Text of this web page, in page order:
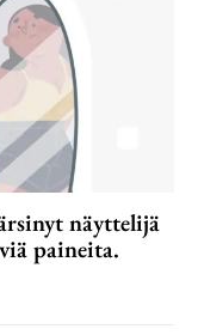
näyttelijä
paineita.